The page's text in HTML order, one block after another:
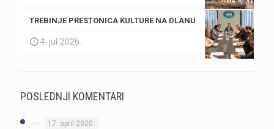
TREBINJE PRESTONICA KULTURE NA DLANU
4. jul 2026.
POSLEDNJI KOMENTARI
17. april 2020.